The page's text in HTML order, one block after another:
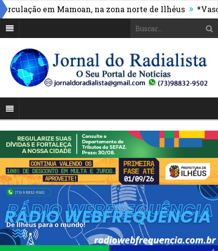
em Mamoan, na zona norte de Ilhéus » *Vasco